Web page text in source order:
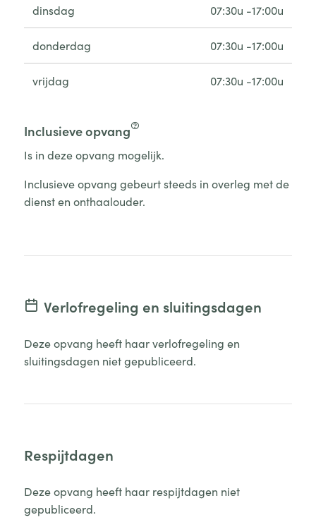
dinsdag 07:30u -17:00u
donderdag 07:30u -17:00u
vrijdag 07:30u -17:00u
Inclusieve opvang
Is in deze opvang mogelijk.
Inclusieve opvang gebeurt steeds in overleg met de
dienst en onthaalouder.
Verlofregeling en sluitingsdagen
Deze opvang heeft haar verlofregeling en
sluitingsdagen niet gepubliceerd.
Respijtdagen
Deze opvang heeft haar respijtdagen niet
gepubliceerd.